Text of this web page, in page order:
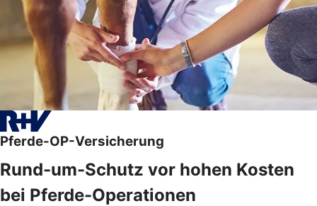
Pferde-OP-Versicherung
Rund-um-Schutz vor hohen Kosten
bei Pferde-Operationen